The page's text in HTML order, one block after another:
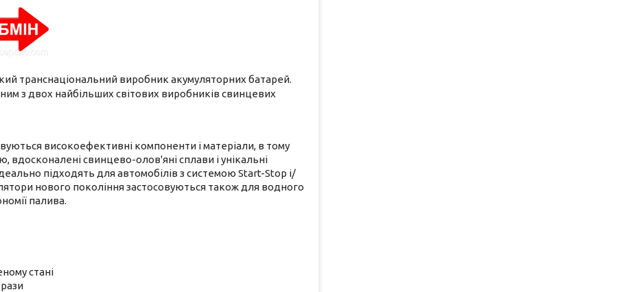
транснаціональний виробник акумуляторних батарей.
з двох найбільших світових виробників свинцевих
високоефективні компоненти і матеріали, в тому
свинцево-олов'яні сплави і унікальні
підходять для автомобілів з системою Start-Stop і/
нового покоління застосовуються також для водного
палива.
стані